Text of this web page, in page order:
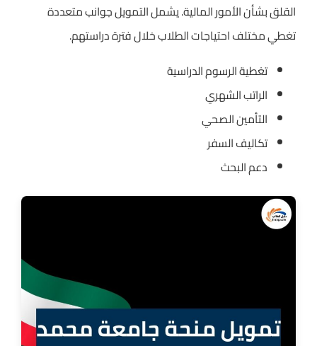
القلق بشأن الأمور المالية. يشمل التمويل جوانب متعددة
تغطي مختلف احتياجات الطلاب خلال فترة دراستهم.
تغطية الرسوم الدراسية
الراتب الشهري
التأمين الصحي
تكاليف السفر
دعم البحث